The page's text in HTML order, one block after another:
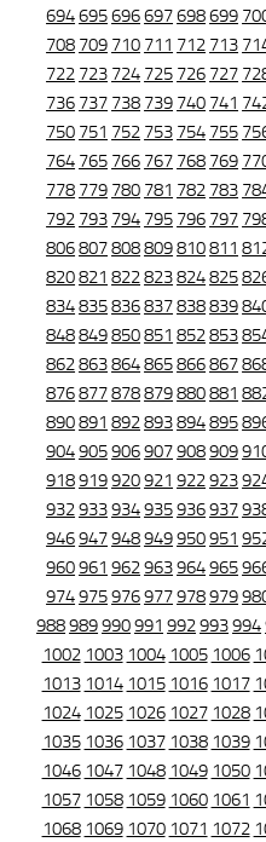
694695696697698699
708 709 710 711 712 713
722 723 724 725 726 727
736 737 738 739 740 741
750 751 752 753 754 755
764 765 766 767 768 769
778 779 780 781 782 783
792 793 794 795 796 797
806807808809810811
820821 822823824825
834835836837838839
848849850851 852853
862863864865866867
876877878879880881
890891 892893894895
904905906907908909
918919920921 922923
932933934935936937
946947948949950951
960961 962963964965
974975976977978979
988989990991 992993994
1002 1003 1004 1005 1006
1013 1014 1015 1016 1017
1024 1025 1026 1027 1028
1035 1036 1037 1038 1039
1046 1047 1048 1049 1050
1057 1058 1059 1060 1061
1068 1069 1070 1071 1072